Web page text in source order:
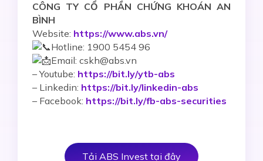
CÔNG TY CỔ PHẦN CHỨNG KHOÁN AN
BÌNH
Website: https://www.abs.vn/
Hotline: 1900 5454 96
Email: cskh@abs.vn
–Youtube: https://bit.ly/ytb-abs
– Linkedin: https://bit.ly/linkedin-abs
– Facebook: https://bit.ly/fb-abs-securities
Tải ABS Invest tại đây